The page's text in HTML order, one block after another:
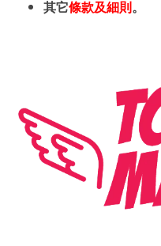
其它條款及細則 。